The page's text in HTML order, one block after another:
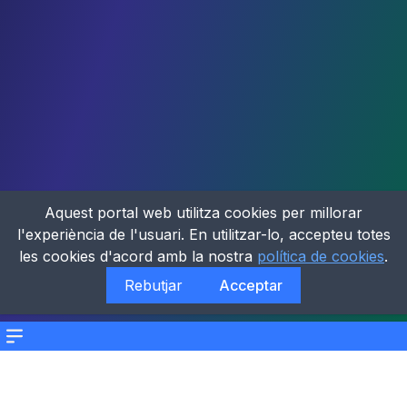
Menu
Aquest portal web utilitza cookies per millorar
l'experiència de l'usuari. En utilitzar-lo, accepteu totes
les cookies d'acord amb la nostra política de cookies.
Rebutjar
Acceptar